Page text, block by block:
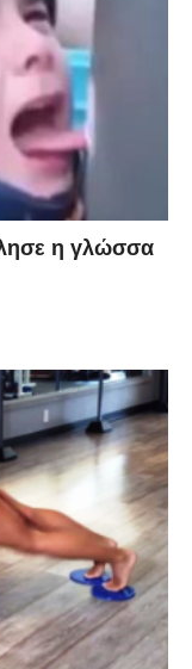
η γλώσσα